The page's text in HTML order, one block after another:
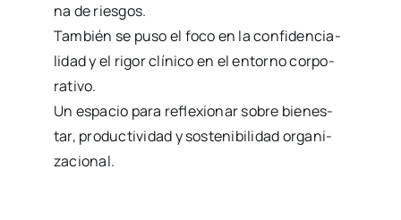
na de ries­gos.
Tam­bién se puso el foco en la con­fi­den­cia­
li­dad y el rigor clí­ni­co en el entorno cor­po­
ra­ti­vo.
Un espa­cio para refle­xio­nar sobre bien­es­
tar, pro­duc­ti­vi­dad y sos­te­ni­bi­li­dad orga­ni­
za­cio­nal.